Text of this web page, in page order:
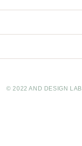
© 2022 AND DESIGN LAB